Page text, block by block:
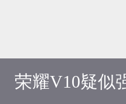
荣耀V10疑似